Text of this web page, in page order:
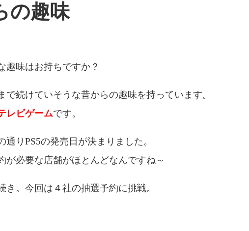
の趣味
趣味はお持ちですか？
で続けていそうな昔からの趣味を持っています。
レビゲームです。
通りPS5の発売日が決まりました。
が必要な店舗がほとんどなんですね～
き。今回は４社の抽選予約に挑戦。